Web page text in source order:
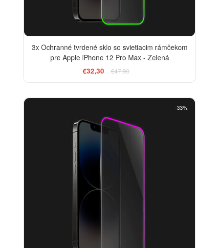
3x Ochranné tvrdené sklo so svietiacim rámčekom
pre Apple iPhone 12 Pro Max - Zelená
€32,30
€47,90
-33%